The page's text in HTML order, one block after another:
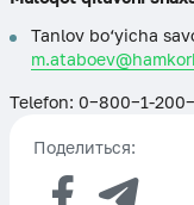
Tanlov bo‘yicha
Telefon: 0−800−1-
Поделиться: